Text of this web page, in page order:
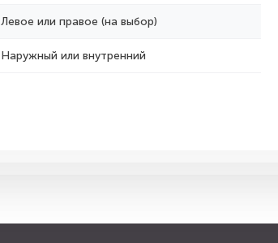
Левое или правое (на выбор)
Наружный или внутренний